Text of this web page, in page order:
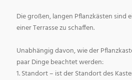
Die großen, langen Pflanzkästen
einer Terrasse zu schaffen.
Unabhängig davon, wie der
paar Dinge beachtet werden:
1. Standort – ist der Standort des